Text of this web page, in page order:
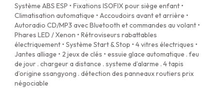
Système ABS ESP • Fixations ISOFIX pour siège enfant •
Climatisation automatique • Accoudoirs avant et arrière •
Autoradio CD/MP3 avec Bluetooth et commandes au volant •
Phares LED / Xenon • Rétroviseurs rabattables
électriquement • Système Start & Stop • 4 vitres électriques •
Jantes alliage • 2 jeux de clés • essuie glace automatique . feu
de jour . chargeur a distance . systeme d’alarme . 4 tapis
d’origine ssangyong . détection des panneaux routiers prix
négociable